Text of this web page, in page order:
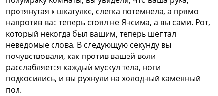
протянутая к шкатулке, слегка потемнела, а прямо
напротив вас теперь стоял не Янсима, а вы сами. Рот,
который некогда был вашим, теперь шептал
неведомые слова. В следующую секунду вы
почувствовали, как против вашей воли
расслабляется каждый мускул тела, ноги
подкосились, и вы рухнули на холодный каменный
пол.